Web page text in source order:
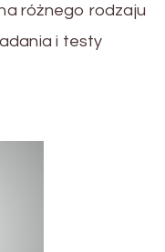
różnego rodzaju
i testy